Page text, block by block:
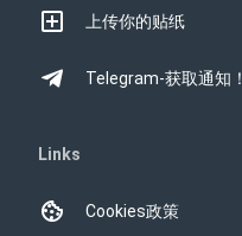
上传你的贴纸
Telegram-获取通知！
Links
Cookies政策